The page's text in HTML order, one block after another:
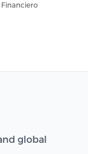
Financiero
global